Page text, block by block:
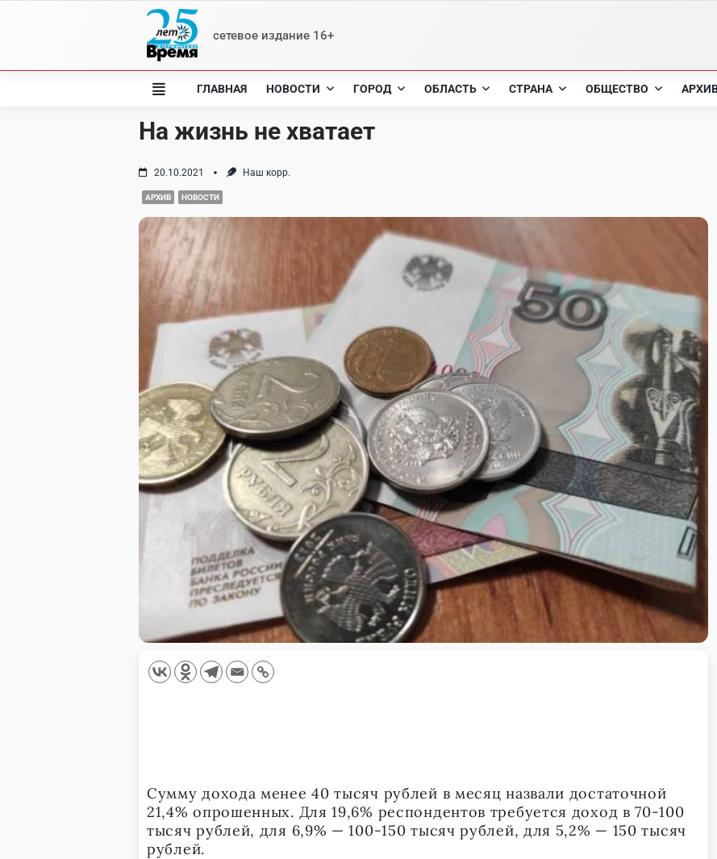
сетевое издание 16+
ГЛАВНАЯ НОВОСТИ ГОРОД ОБЛАСТЬ СТРАНА ОБЩЕСТВО
На жизнь не хватает
20.10.2021 Наш корр.
АРХИВ НОВОСТИ
Сумму дохода менее 40 тысяч рублей в месяц назвали достаточной
21,4% опрошенных. Для 19,6% респондентов требуется доход в 70-100
тысяч рублей, для 6,9% — 100-150 тысяч рублей, для 5,2% — 150 тысяч
рублей.